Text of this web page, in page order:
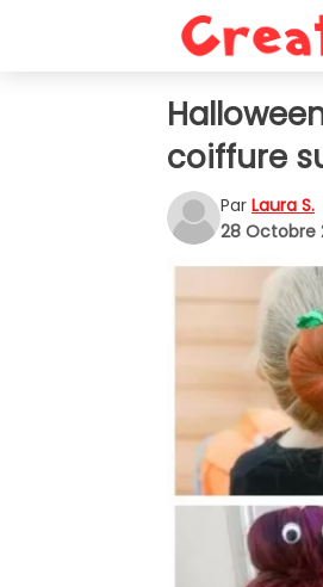
coiffure
Par Laura S.
28 Octobre